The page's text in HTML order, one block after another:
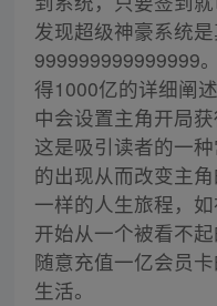
发现超级神豪系统
999999999999999
得1000亿的详细阐
中会设置主角开局
这是吸引读者的一
的出现从而改变主
一样的人生旅程，
开始从一个被看不
随意充值一亿会员
生活。